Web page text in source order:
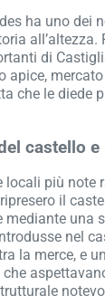
ha uno dei
all’altezza.
di
apice,
che le diede
castello
locali più note
il
mediante una
nel
la merce, e